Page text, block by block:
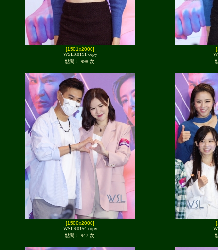
[1501x2000]
WSLR0111 copy
點閱： 998 次.
[1500x2000]
WSLR0154 copy
點閱： 947 次.